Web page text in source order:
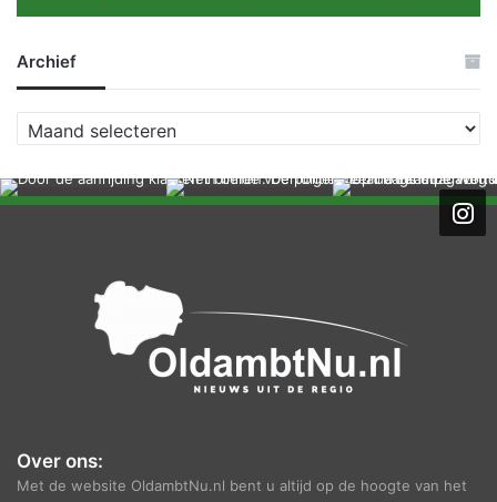
Archief
r
h
Over ons:
Met de website OldambtNu.nl bent u altijd op de hoogte van het